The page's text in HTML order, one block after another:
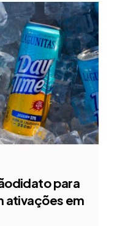
para
ativações em